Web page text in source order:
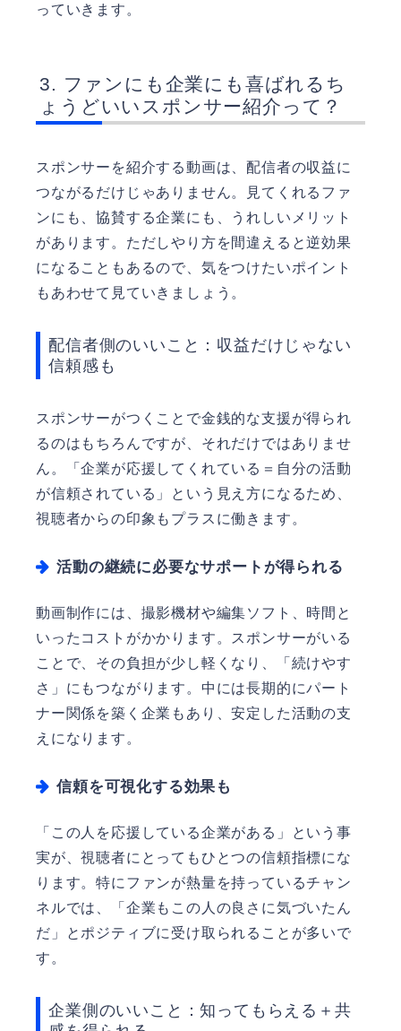
っていきます。
ファンにも企業にも喜ばれるち
ょうどいいスポンサー紹介って？
スポンサーを紹介する動画は、配信者の収益に
つながるだけじゃありません。見てくれるファ
ンにも、協賛する企業にも、うれしいメリット
があります。ただしやり方を間違えると逆効果
になることもあるので、気をつけたいポイント
もあわせて見ていきましょう。
配信者側のいいこと：収益だけじゃない
信頼感も
スポンサーがつくことで金銭的な支援が得られ
るのはもちろんですが、それだけではありませ
ん。「企業が応援してくれている＝自分の活動
が信頼されている」という見え方になるため、
視聴者からの印象もプラスに働きます。
活動の継続に必要なサポートが得られる
動画制作には、撮影機材や編集ソフト、時間と
いったコストがかかります。スポンサーがいる
ことで、その負担が少し軽くなり、「続けやす
さ」にもつながります。中には長期的にパート
ナー関係を築く企業もあり、安定した活動の支
えになります。
信頼を可視化する効果も
「この人を応援している企業がある」という事
実が、視聴者にとってもひとつの信頼指標にな
ります。特にファンが熱量を持っているチャン
ネルでは、「企業もこの人の良さに気づいたん
だ」とポジティブに受け取られることが多いで
す。
企業側のいいこと：知ってもらえる＋共